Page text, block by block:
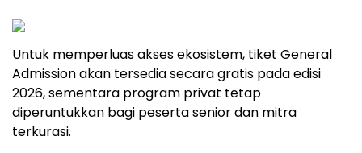
Untuk memperluas akses ekosistem, tiket General
Admission akan tersedia secara gratis pada edisi
2026, sementara program privat tetap
diperuntukkan bagi peserta senior dan mitra
terkurasi.